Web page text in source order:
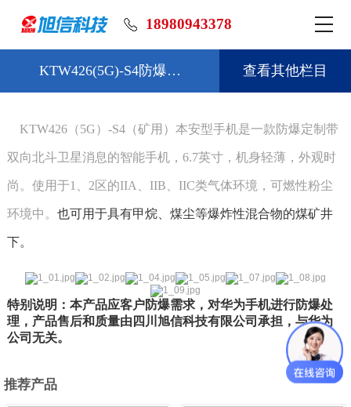
18980943378
KTW426(5G)-S4防爆… 查看其他栏目
KTW426（5G）-S4（矿用）本安型手机是一款防爆定制带
双向北斗卫星消息的智能手机，6.7英寸，机身轻薄，外观时
尚。使用于1、2区的IIA、IIB、IIC类气体环境，可燃性粉尘
环境中。 也可用于具有甲烷、煤尘等爆炸性混合物的煤矿井
下。
特别说明：本产品应客户防爆需求，对华为手机进行防爆处
理，产品售后和质量由四川旭信科技有限公司承担，与华为
公司无关。
推荐产品